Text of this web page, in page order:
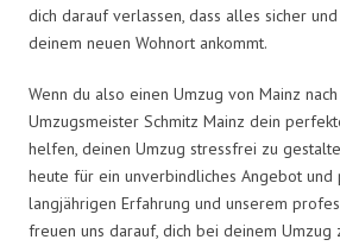
dich darauf verlassen, dass alles sicher
deinem neuen Wohnort ankommt.
Wenn du also einen Umzug von Mainz
Umzugsmeister Schmitz Mainz dein
helfen, deinen Umzug stressfrei zu
heute für ein unverbindliches Angebot
langjährigen Erfahrung und unserem
freuen uns darauf, dich bei deinem Umzug